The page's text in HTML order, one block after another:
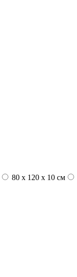
80 x 120 x 10 см